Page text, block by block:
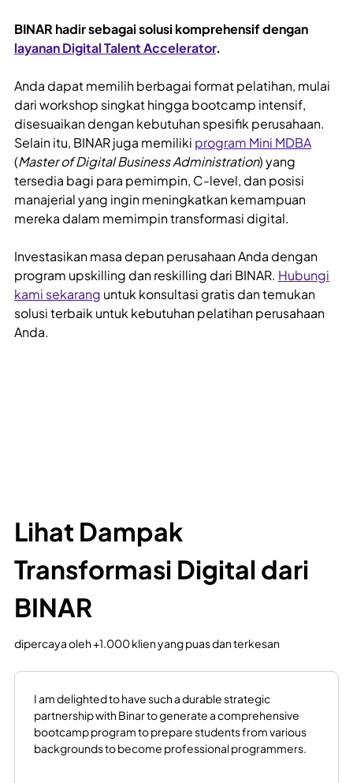
BINAR hadir sebagai solusi komprehensif dengan
layanan Digital Talent Accelerator.
Anda dapat memilih berbagai format pelatihan, mulai
dari workshop singkat hingga bootcamp intensif,
disesuaikan dengan kebutuhan spesifik perusahaan.
Selain itu, BINAR juga memiliki program Mini MDBA
(Master of Digital Business Administration) yang
tersedia bagi para pemimpin, C-level, dan posisi
manajerial yang ingin meningkatkan kemampuan
mereka dalam memimpin transformasi digital.
Investasikan masa depan perusahaan Anda dengan
program upskilling dan reskilling dari BINAR. Hubungi
kami sekarang untuk konsultasi gratis dan temukan
solusi terbaik untuk kebutuhan pelatihan perusahaan
Anda.
Lihat Dampak
Transformasi Digital dari
BINAR
dipercaya oleh +1.000 klien yang puas dan terkesan
I am delighted to have such a durable strategic
partnership with Binar to generate a comprehensive
bootcamp program to prepare students from various
backgrounds to become professional programmers.